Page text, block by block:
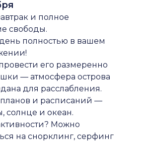
и полное
свободы.
полностью в вашем
его размеренно
— атмосфера острова
для расслабления.
и расписаний —
солнце и океан.
Можно
на снорклинг, серфинг